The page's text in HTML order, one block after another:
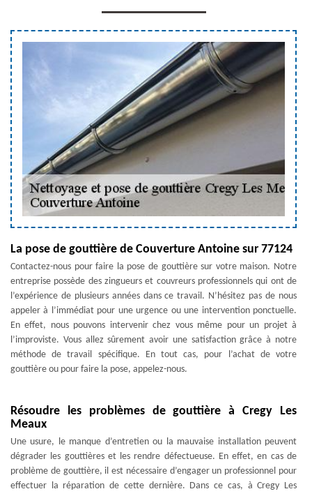
La pose de gouttière de Couverture Antoine sur 77124
Contactez-nous pour faire la pose de gouttière sur votre maison. Notre
entreprise possède des zingueurs et couvreurs professionnels qui ont de
l’expérience de plusieurs années dans ce travail. N’hésitez pas de nous
appeler à l’immédiat pour une urgence ou une intervention ponctuelle.
En effet, nous pouvons intervenir chez vous même pour un projet à
l’improviste. Vous allez sûrement avoir une satisfaction grâce à notre
méthode de travail spécifique. En tout cas, pour l’achat de votre
gouttière ou pour faire la pose, appelez-nous.
Résoudre les problèmes de gouttière à Cregy Les
Meaux
Une usure, le manque d’entretien ou la mauvaise installation peuvent
dégrader les gouttières et les rendre défectueuse. En effet, en cas de
problème de gouttière, il est nécessaire d’engager un professionnel pour
effectuer la réparation de cette dernière. Dans ce cas, à Cregy Les